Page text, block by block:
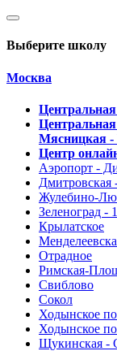
Выберите школу
Москва
Мясницкая
Центр
Аэропорт -
Дмитровская
Жулебино-
Зеленоград -
Крылатское
Отрадное
Римская-
Свиблово
Сокол
Ходынское
Ходынское
Щукинская -